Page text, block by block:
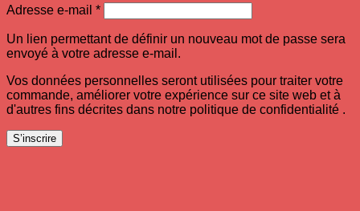
Adresse e-mail *Obligatoire
Un lien permettant de définir un nouveau mot de passe sera
envoyé à votre adresse e-mail.
Vos données personnelles seront utilisées pour traiter votre
commande, améliorer votre expérience sur ce site web et à
d'autres fins décrites dans notre politique de confidentialité .
S’inscrire